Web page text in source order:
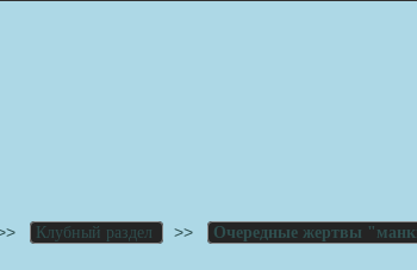
Клубный раздел >> Очередные жертвы